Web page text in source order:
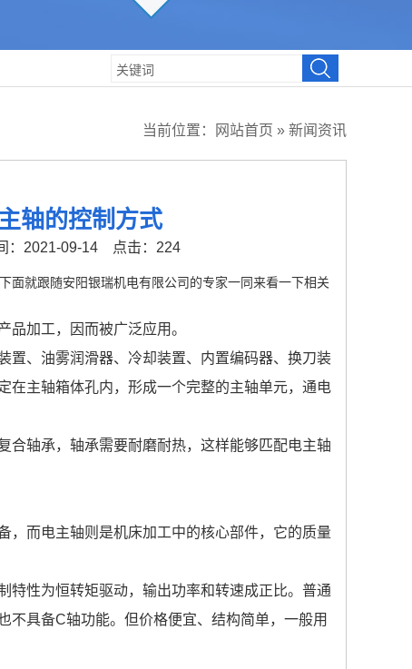
当前位置： 网站首页 » 新闻资讯
轴的控制方式
：2021-09-14 点击：224
面就跟随安阳银瑞机电有限公司的专家一同来看一下相关
品加工，因而被广泛应用。
置、油雾润滑器、冷却装置、内置编码器、换刀装
在主轴箱体孔内，形成一个完整的主轴单元，通电
合轴承，轴承需要耐磨耐热，这样能够匹配电主轴
，而电主轴则是机床加工中的核心部件，它的质量
特性为恒转矩驱动，输出功率和转速成正比。普通
不具备C轴功能。但价格便宜、结构简单，一般用